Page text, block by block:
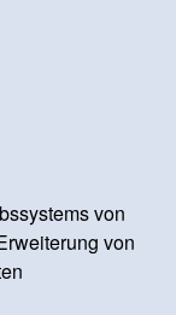
von
von